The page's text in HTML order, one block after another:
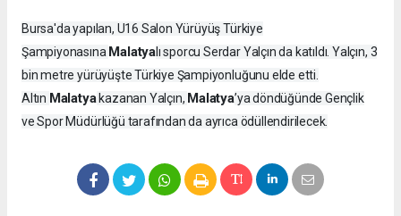
Bursa'da yapılan, U16 Salon Yürüyüş Türkiye
Şampiyonasına Malatyalı sporcu Serdar Yalçın da katıldı. Yalçın, 3
bin metre yürüyüşte Türkiye Şampiyonluğunu elde etti.
Altın Malatyakazanan Yalçın, Malatya’ya döndüğünde Gençlik
ve Spor Müdürlüğü tarafından da ayrıca ödüllendirilecek.